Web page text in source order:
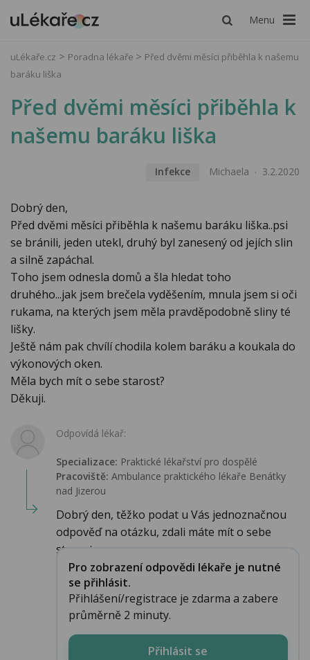
Menu
uLékaře.cz Poradna lékaře
Před dvěmi měsíci přiběhla k našemu
baráku liška
Před dvěmi měsíci přiběhla k
našemu baráku liška
Infekce Michaela 3.2.2020
Dobrý den,
Před dvěmi měsíci přiběhla k našemu baráku liška..psi
se bránili, jeden utekl, druhý byl zanesený od jejích slin
a silně zapáchal.
Toho jsem odnesla domů a šla hledat toho
druhého...jak jsem brečela vyděšením, mnula jsem si oči
rukama, na kterých jsem měla pravděpodobně sliny té
lišky.
Ještě nám pak chvílí chodila kolem baráku a koukala do
výkonových oken.
Měla bych mít o sebe starost?
Děkuji.
Odpovídá lékař:
Specializace: Praktické lékařství pro dospělé
Pracoviště: Ambulance praktického lékaře Benátky
nad Jizerou
Dobrý den, těžko podat u Vás jednoznačnou
odpověď na otázku, zdali máte mít o sebe
starost...
Pro zobrazení odpovědi lékaře je nutné
se přihlásit.
Přihlášení/registrace je zdarma a zabere
průměrně 2 minuty.
Přihlásit se